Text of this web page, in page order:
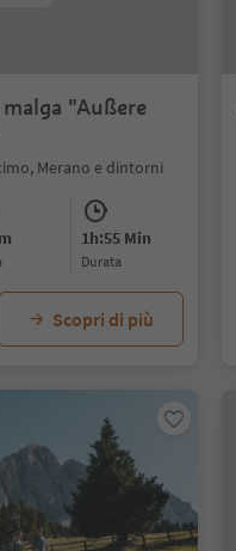
"Außere
Merano e dintorni
1h:55 Min
durata
Scopri di più